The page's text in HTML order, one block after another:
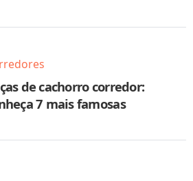
de cachorro corredor:
7 mais famosas